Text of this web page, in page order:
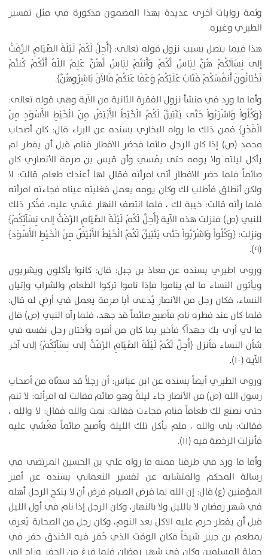
وثمة روايات آخرى عديدة بهذا المضمون مذكورة في مثل تفسير
الطبري وغيره.
هذا فيما يتصل بسبب نزول قوله تعالى: ﴿أُحِلَّ لَكُمْ لَيْلَةَ الصِّيَامِ الرَّفَثُ
إلى نِسَآئِكُمْ هُنَّ لِبَاسٌ لَّكُمْ وَأَنتُمْ لِبَاسٌ لَّهُنَّ عَلِمَ اللّهُ أَنَّكُمْ كُنتُمْ
تَخْتانُونَ أَنفُسَكُمْ فَتَابَ عَلَيْكُمْ وَعَفَا عَنكُمْ فَالآنَ بَاشِرُوهُنَّ﴾.
وأما ما ورد في منشأ نزول الفقرة الثانية من الآية وهي قوله تعالى:
﴿وَكُلُواْ وَاشْرَبُواْ حَتَّى يَتَبَيَّنَ لَكُمُ الْخَيْطُ الأَبْيَضُ مِنَ الْخَيْطِ الأَسْوَدِ مِنَ
الْفَجْرِ﴾ فمن ذلك ما رواه البخاري بسنده عن البراء قال: كان أصحاب
محمد (ص) إذا كان الرجل صائما فحضر الافطار فنام قبل أن يفطر لم
يأكل ليلته ولا يومه حتى يُمسي وأن قيس بن صرمة الأنصاري كان
صائماً فلما حضر الافطار أتى امرأته فقال لها أعندك طعام قالت: لا
ولكن أنطلق فأطلب لك وكان يومه يعمل فغلبته عيناه فجاءته امرأته
فلما رأته قالت: خيبة لك ، فلما انتصف النهار غشي عليه، فذُكر ذلك
للنبي (ص) فنزلت هذه الآية ﴿أُحِلَّ لَكُمْ لَيْلَةَ الصِّيَامِ الرَّفَثُ إلى نِسَآئِكُمْ﴾
ونزلت: ﴿وَكُلُواْ وَاشْرَبُواْ حَتَّى يَتَبَيَّنَ لَكُمُ الْخَيْطُ الأَبْيَضُ مِنَ الْخَيْطِ الأَسْوَد﴾
(۹).
وروى اطبري بسنده عن معاذ بن جبل: قال: كانوا يأكلون ويشربون
ويأتون النساء ما لم يناموا فإذا ناموا تركوا الطعام والشراب وإتيان
النساء، فكان رجل من الأنصار يُدعى أبا صرمة يعمل في أرضٍ له قال:
فلما كان عند فطره نام فأصبح صائماً قد جهد، فلما رآه النبي (ص) قال
ما لي أرى بك جهداً؟ فأخبر بما كان من أمره وأختان رجل نفسه في
شأن النساء فأنزل ﴿أُحِلَّ لَكُمْ لَيْلَةَ الصِّيَامِ الرَّفَثُ إلى نِسَآئِكُمْ﴾ إلى آخر
الآية (۱۰).
وروى الطبري أيضاً بسنده عن ابن عباس: أن رجلاً قد سمَّاه من أصحاب
رسول الله (ص) من الأنصار جاء ليلةً وهو صائم فقالت له امرأته: لا تنم
حتى نصنع لك طعاماً فنام فجاءت فقالت: نمت والله فقال: لا والله ،
فقالت: بلى والله ، فلم يأكل تلك الليلة وأصبح صائماً فغُشي عليه
فأنزلت الرخصة فيه (۱۱).
وأما ما ورد في طرقنا فمنه ما رواه علي بن الحسين المرتضى في
رسالة المحكم والمتشابه عن تفسير النعماني بسنده عن أمير
المؤمنين (ع) قال: إن الله لما فرض الصيام فرض أن لا ينكح الرجل أهله
في شهر رمضان لا بالليل ولا بالنهار، وكان الرجل إذا نام في أول الليل
قبل أن يفطر حرم عليه الاكل بعد النوم، وكان رجل من الصحابة يُعرف
بمطعم بن جبير شيخاً فكان الوقت الذي حُفر فيه الخندق حفر في
جملة المسلمين وكان في شهر رمضان فلما فرغ من الحفر وراح إلى